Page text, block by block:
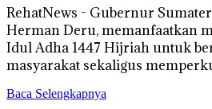
RehatNews - Gubernur
Herman Deru, memanfaatkan
Idul Adha 1447 Hijriah untuk
masyarakat sekaligus
Baca Selengkapnya